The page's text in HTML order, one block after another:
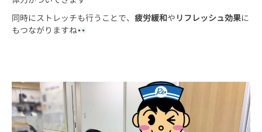
同時にストレッチも行うことで、 疲労緩和や リフレッシュ効果に
もつながりますね